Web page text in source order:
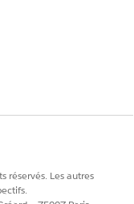
améliorer !
réservés. Les autres